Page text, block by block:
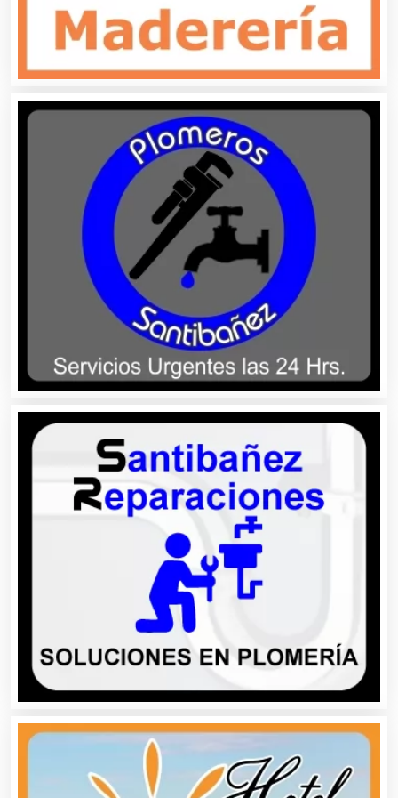
Bordados y Estampados
Boutiques
Buceo
Cafeterías
Cajas de Ahorro
Cámaras de Comercio
Camiones para Fletes
Cancelería de Aluminio
Capacitación
Carnicerías
Carpinterías
Centros Comerciales